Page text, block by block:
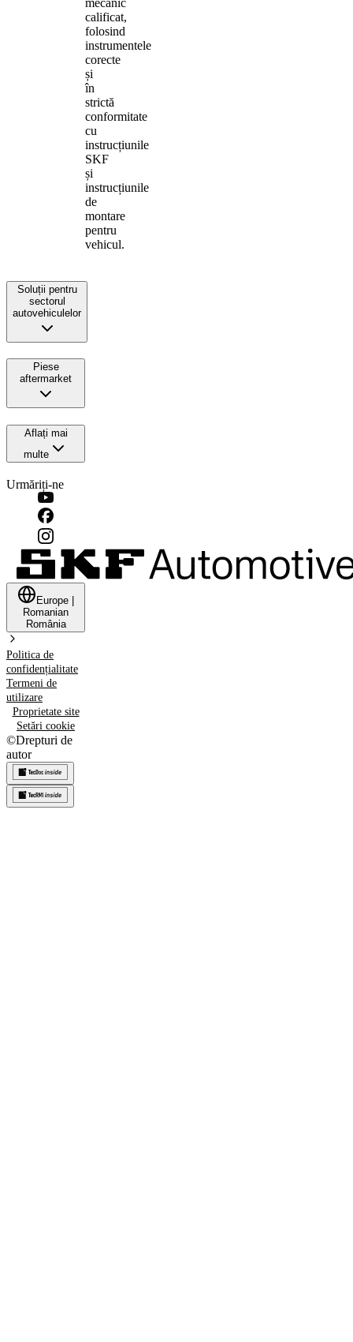
calificat,
folosind
instrumentele
corecte
și
în
strictă
conformitate
cu
instrucțiunile
SKF
și
instrucțiunile
de
montare
pentru
vehicul.
Soluții pentru
sectorul
autovehiculelor
Piese
aftermarket
Aflați mai
multe
Urmăriți-ne
Europe
Romanian
România
Politica de
confidențialitate
Termeni de
utilizare
Proprietate site
Setări cookie
©Drepturi de
autor